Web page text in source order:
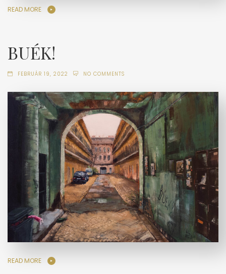
READ MORE
BUÉK!
FEBRUÁR 19, 2022 NO COMMENTS
READ MORE